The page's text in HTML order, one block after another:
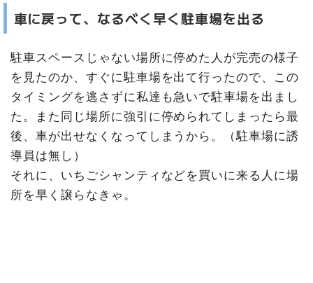
車に戻って、なるべく早く駐車場を出る
駐車スペースじゃない場所に停めた人が完売の様子
を見たのか、すぐに駐車場を出て行ったので、この
タイミングを逃さずに私達も急いで駐車場を出まし
た。また同じ場所に強引に停められてしまったら最
後、車が出せなくなってしまうから。（駐車場に誘
導員は無し）
それに、いちごシャンティなどを買いに来る人に場
所を早く譲らなきゃ。